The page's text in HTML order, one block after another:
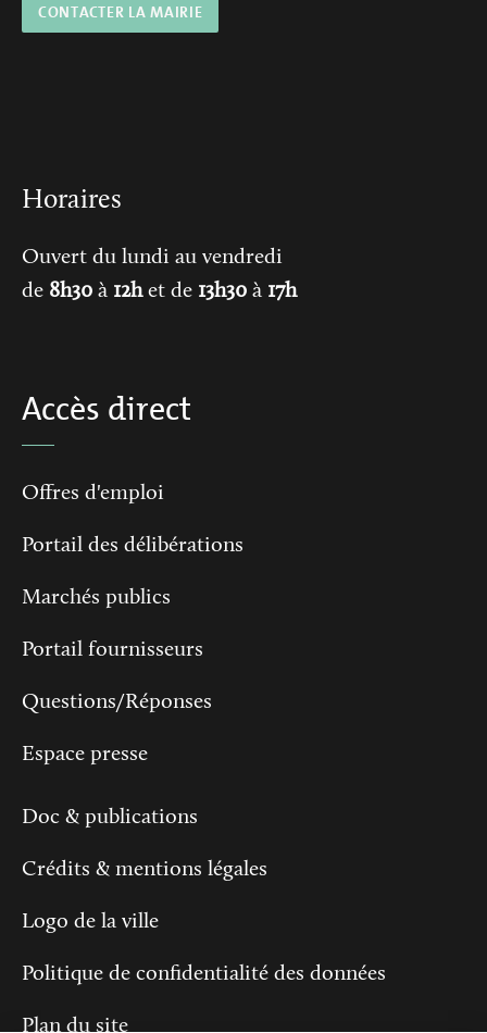
CONTACTER LA MAIRIE
Horaires
Ouvert du lundi au vendredi
de 8h30 à 12het de 13h30 à 17h
Accès direct
Offres d'emploi
Portail des délibérations
Marchés publics
Portail fournisseurs
Questions/Réponses
Espace presse
Doc & publications
Crédits & mentions légales
Logo de la ville
Politique de confidentialité des données
Plan du site